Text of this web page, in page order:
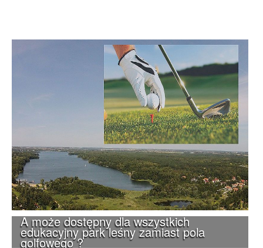
A może dostępny dla wszystkich
edukacyjny park leśny zamiast pola
golfowego ?